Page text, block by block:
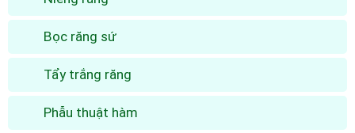
Bọc răng sứ
Tẩy trắng răng
Phẫu thuật hàm